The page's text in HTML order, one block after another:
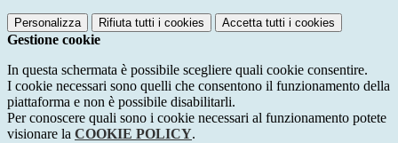
Personalizza Rifiuta tutti i cookies Accetta tutti i cookies
Gestione cookie
In questa schermata è possibile scegliere quali cookie consentire.
I cookie necessari sono quelli che consentono il funzionamento della
piattaforma e non è possibile disabilitarli.
Per conoscere quali sono i cookie necessari al funzionamento potete
visionare la COOKIE POLICY.